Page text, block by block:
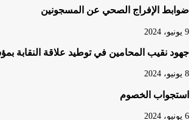
ضوابط الإفراج الصحي عن المسجونين
9 يونيو، 2024
جهود نقيب المحامين في توطيد علاقة النقابة
8 يونيو، 2024
استجواب الخصوم
6 يونيو، 2024